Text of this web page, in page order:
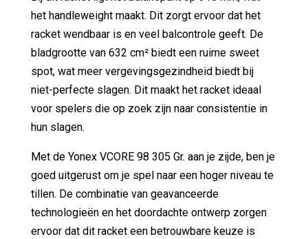
het handleweight maakt. Dit zorgt ervoor dat het
racket wendbaar is en veel balcontrole geeft. De
bladgrootte van 632 cm² biedt een ruime sweet
spot, wat meer vergevingsgezindheid biedt bij
niet-perfecte slagen. Dit maakt het racket ideaal
voor spelers die op zoek zijn naar consistentie in
hun slagen.
Met de Yonex VCORE 98 305 Gr. aan je zijde, ben je
goed uitgerust om je spel naar een hoger niveau te
tillen. De combinatie van geavanceerde
technologieën en het doordachte ontwerp zorgen
ervoor dat dit racket een betrouwbare keuze is